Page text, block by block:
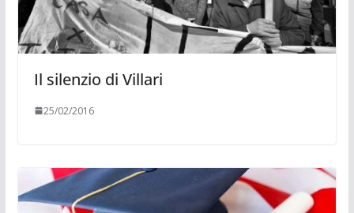
Il silenzio di Villari
25/02/2016